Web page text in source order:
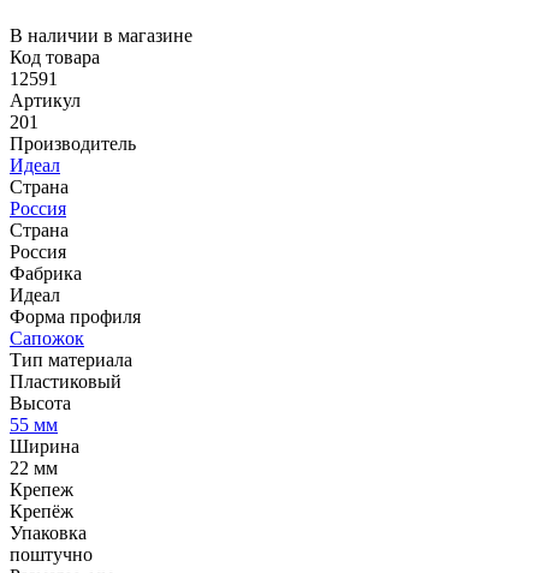
В наличии в магазине
Код товара
12591
Артикул
201
Производитель
Идеал
Страна
Россия
Страна
Россия
Фабрика
Идеал
Форма профиля
Сапожок
Тип материала
Пластиковый
Высота
55 мм
Ширина
22 мм
Крепеж
Крепёж
Упаковка
поштучно